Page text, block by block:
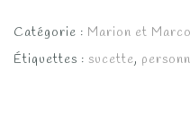
Catégorie : Marion et Marco
Étiquettes : sucette,